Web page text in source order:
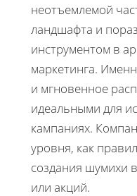
неотъемлемой
ландшафта и
инструментом в
маркетинга.
и мгновенное
идеальными для
кампаниях.
уровня, как
создания шумихи
или акций.